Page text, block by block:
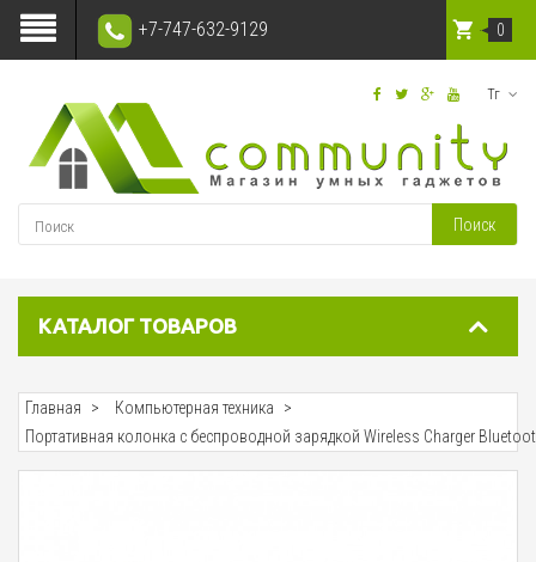
+7-747-632-9129
Тг
Поиск
0
КАТАЛОГ ТОВАРОВ
Главная
Компьютерная техника
Портативная колонка с беспроводной зарядкой Wireless Charger